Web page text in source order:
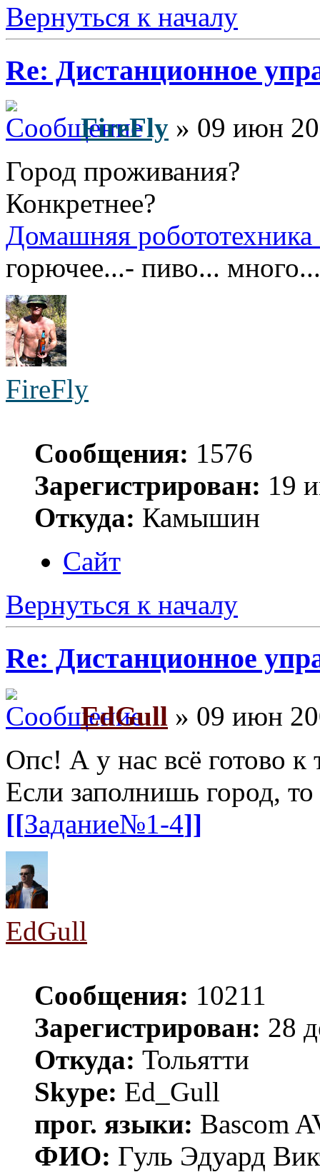
Вернуться к началу
Re: Дистанционное
FireFly » 09 июн
Город проживания?
Конкретнее?
Домашняя
горючее...- пиво...
FireFly
Сообщения: 1576
Зарегистрирован: 19
Откуда: Камышин
Сайт
Вернуться к началу
Re: Дистанционное
EdGull » 09 июн
Опс! А у нас всё готово
Если заполнишь город,
[[Задание№1-4]]
EdGull
Сообщения: 10211
Зарегистрирован: 28
Откуда: Тольятти
Skype: Ed_Gull
прог. языки: Bascom
ФИО: Гуль Эдуард